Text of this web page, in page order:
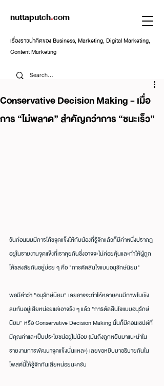
nuttaputch.com
เรื่องราวน่าคิดของ Business, Marketing, Digital Marketing,
Content Marketing
Conservative Decision Making - เมื่อ
การ “ไม่พลาด” สำคัญกว่าการ “ชนะเร็ว”
วันก่อนผมมีการโค้ชจุดแข็งให้กับน้องที่รู้จักแล้วก็มีคำหนึ่งปรากฎ
อยู่ในรายงานจุดแข็งที่เราคุยกันซึ่งอาจจะไม่ค่อยคุ้นและทำให้ผู้ถูก
โค้ชสงสัยกันอยู่บ่อย ๆ คือ "การตัดสินใจแบบอนุรักษ์นิยม"
พอมีคำว่า "อนุรักษ์นิยม" เลยอาจจะทำให้หลายคนมีภาพในเชิง
ลบกันอยู่เสียหน่อยแต่เอาจริง ๆ แล้ว "การตัดสินใจแบบอนุรักษ์
นิยม" หรือ Conservative Decision Making นั้นก็มีคอนเซปต์ที่
มีคุณค่าและเป็นประโยชน์อยู่ไม่น้อย (มันถึงถูกหยิบมาแนะนำใน
รายงานการพัฒนาจุดแข็งนั่นแหละ) เลยขอหยิบมาอธิบายกันใน
โพสต์นี้ให้รู้จักกันเสียหน่อยนะครับ